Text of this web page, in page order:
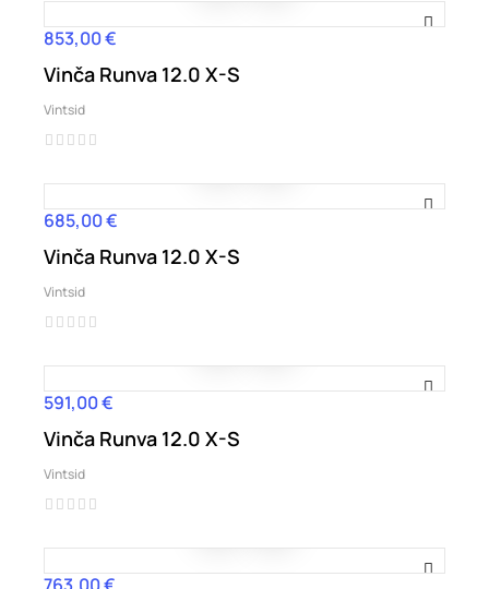
Hind
853,00 €
Vinča Runva 12.0 X-S
Vintsid
Hind
685,00 €
Vinča Runva 12.0 X-S
Vintsid
Hind
591,00 €
Vinča Runva 12.0 X-S
Vintsid
Hind